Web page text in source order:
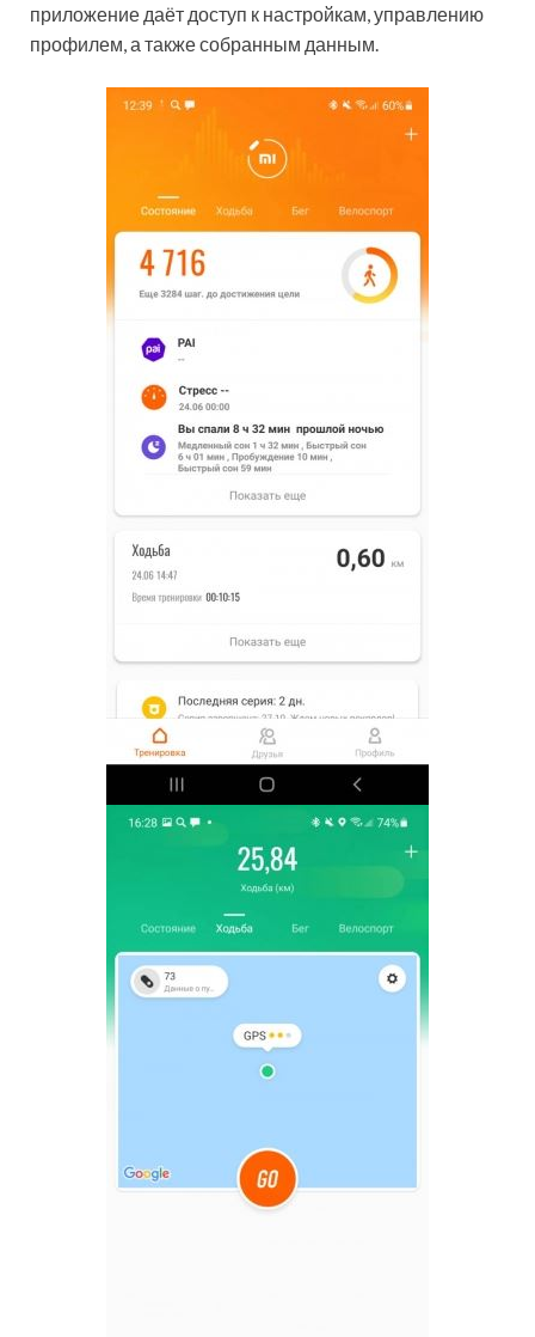
приложение даёт доступ к настройкам, управлению
профилем, а также собранным данным.